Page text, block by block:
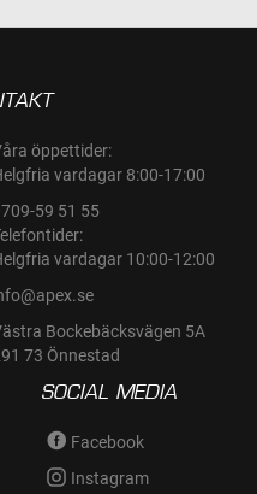
öppettider:
vardagar 8:00-17:00
59 51 55
vardagar 10:00-12:00
Bockebäcksvägen 5A
73 Önnestad
SOCIAL MEDIA
Facebook
Instagram